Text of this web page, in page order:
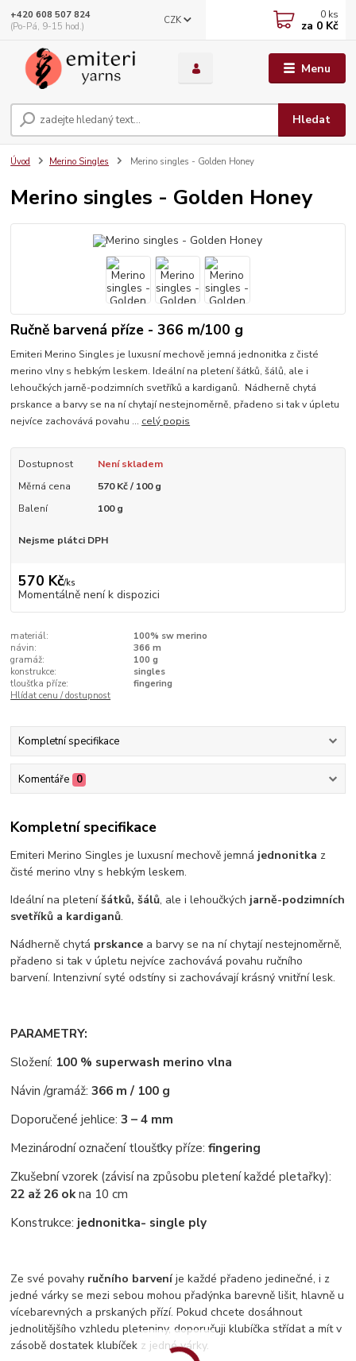
Menu
CZK
Hledat
+420 608 507 824
(Po-Pá, 9-15 hod.)
0 ks
za 0 Kč
Úvod Merino Singles Merino singles - Golden Honey
Merino singles - Golden Honey
Ručně barvená příze - 366 m/100 g
Emiteri Merino Singles je luxusní mechově jemná jednonitka z čisté
merino vlny s hebkým leskem. Ideální na pletení šátků, šálů, ale i
lehoučkých jarně-podzimních svetříků a kardiganů. Nádherně chytá
prskance a barvy se na ní chytají nestejnoměrně, přadeno si tak v úpletu
nejvíce zachovává povahu ... celý popis
Dostupnost
Není skladem
Měrná cena
570 Kč / 100 g
Balení
100 g
Nejsme plátci DPH
570 Kč/ks
Momentálně není k dispozici
materiál:
100% sw merino
návin:
366 m
gramáž:
100 g
konstrukce:
singles
tloušťka příze:
fingering
Hlídat cenu / dostupnost
Kompletní specifikace
Komentáře 0
Kompletní specifikace
Emiteri Merino Singles je luxusní mechově jemná jednonitka z
čisté merino vlny s hebkým leskem.
Ideální na pleteníšátků, šálů, ale i lehoučkých jarně-podzimních
svetříků a kardiganů.
Nádherně chytá prskance a barvy se na ní chytají nestejnoměrně,
přadeno si tak v úpletu nejvíce zachovává povahu ručního
barvení. Intenzivní syté odstíny si zachovávají krásný vnitřní lesk.
PARAMETRY:
Složení: 100 % superwash merino vlna
Návin /gramáž: 366 m / 100 g
Doporučené jehlice:3 – 4 mm
Mezinárodní označení tloušťky příze:fingering
Zkušební vzorek (závisí na způsobu pletení každé pletařky):
22 až 26 okna 10 cm
Konstrukce: jednonitka- single ply
Ze své povahy ručního barveníje každé přadeno jedinečné, i z
jedné várky se mezi sebou mohou přadýnka barevně lišit, hlavně u
vícebarevných a prskaných přízí. Pokud chcete dosáhnout
jednolitějšího vzhledu pleteniny, doporučuji klubíčka střídat a mít v
zásobě dostatek klubíček z jedné várky.